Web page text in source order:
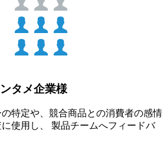
タメ企業様
特定や、競合商品との消費者の感情
使用し、 製品チームへフィードバ